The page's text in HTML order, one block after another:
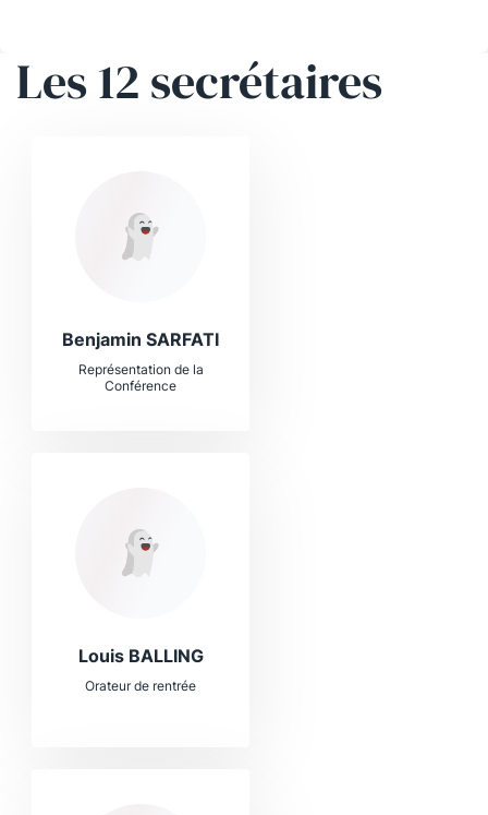
Les 12 secrétaires
Benjamin SARFATI
Représentation de la
Conférence
Louis BALLING
Orateur de rentrée